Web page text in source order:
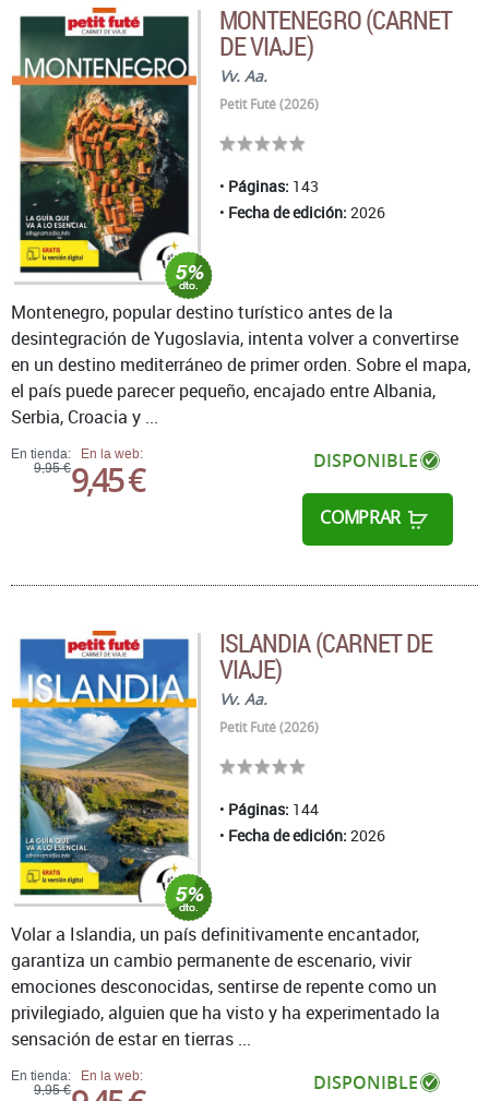
MONTENEGRO (CARNET
DE VIAJE)
Vv. Aa.
Petit Futé (2026)
Páginas: 143
Fecha de edición: 2026
En tienda:
9,95 €
En la web:
9,45 € DISPONIBLE
COMPRAR
Montenegro, popular destino turístico antes de la
desintegración de Yugoslavia, intenta volver a convertirse
en un destino mediterráneo de primer orden. Sobre el mapa,
el país puede parecer pequeño, encajado entre Albania,
Serbia, Croacia y ...
ISLANDIA (CARNET DE
VIAJE)
Vv. Aa.
Petit Futé (2026)
Páginas: 144
Fecha de edición: 2026
En tienda:
9,95 €
En la web: DISPONIBLE
Volar a Islandia, un país definitivamente encantador,
garantiza un cambio permanente de escenario, vivir
emociones desconocidas, sentirse de repente como un
privilegiado, alguien que ha visto y ha experimentado la
sensación de estar en tierras ...